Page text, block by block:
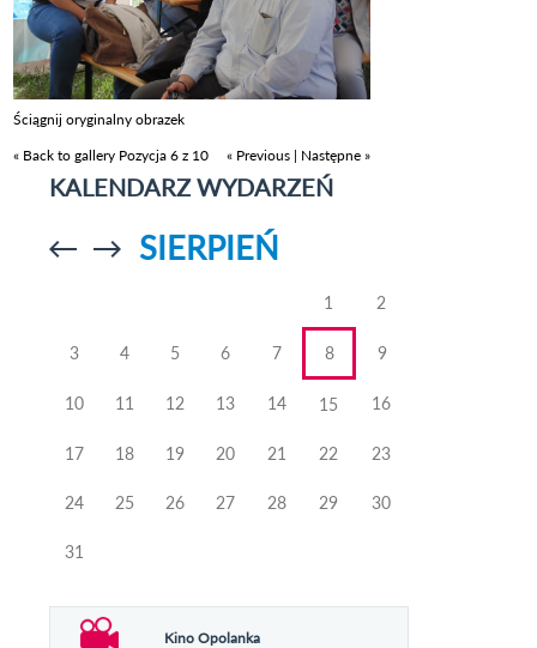
Ściągnij oryginalny obrazek
« Back to gallery Pozycja 6 z 10 « Previous | Następne »
KALENDARZ WYDARZEŃ
Przejdź doPrzejdź do
SIERPIEŃ
1 2
3 4 5 6 7 8 9
10 11 12 13 14 15 16
17 18 19 20 21 22 23
24 25 26 27 28 29 30
31
Kino Opolanka